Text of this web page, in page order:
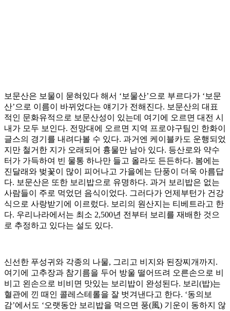
보문산은 보물이 묻혀있다 해서 ‘보물산’으로 부르다가 ‘보문
산’으로 이름이 바뀌었다는 얘기가 전해진다. 보문산의 대표
적인 문화유적으로 보문산성이 있는데 여기에 오르면 대전 시
내가 모두 보인다. 전망대에 오르면 지역 프로야구팀인 한화이
글스의 경기를 내려다볼 수 있다. 과거엔 케이블카도 운행되었
지만 철거한 지가 오래되어 흉물만 남아 있다. 등산로와 약수
터가 가득하여 빈 물통 하나만 들고 올라도 든든하다. 봄에는
진달래와 벚꽃이 많이 피어나고 가을에는 단풍이 더욱 아름답
다. 보문산은 또한 보리밥으로 유명하다. 과거 보리밥은 없는
사람들이 주로 먹었던 음식이었다. 그러다가 언제부턴가 건강
식으로 사랑받기에 이르렀다. 보리의 원산지는 티베트라고 한
다. 우리나라에서는 최소 2,500년 전부터 보리를 재배한 것으
로 추정하고 있다는 설도 있다.
신선한 푸성귀와 각종의 나물, 그리고 비지와 된장찌개까지.
여기에 고추장과 참기름을 두어 방울 떨어뜨려 오른손으로 비
비고 왼손으로 비비면 맛있는 보리밥이 완성된다. 보리(밥)는
혈관에 낀 때인 콜레스테롤을 잘 벗겨낸다고 한다. ‘동의보
감’에서도 ‘오랫동안 보리밥을 먹으면 풍(風) 기운이 동하지 않